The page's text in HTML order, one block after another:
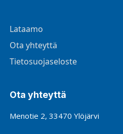
Lataamo
Ota yhteyttä
Tietosuojaseloste
Ota yhteyttä
Menotie 2, 33470 Ylöjärvi